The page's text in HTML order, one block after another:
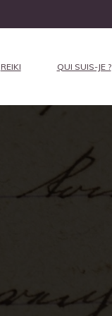
REIKI QUI SUIS-JE ?